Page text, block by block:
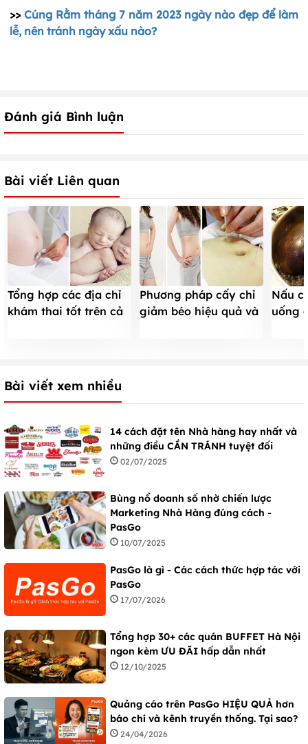
>> Cúng Rằm tháng 7 năm 2023 ngày nào đẹp để làm
lễ, nên tránh ngày xấu nào?
Đánh giá Bình luận
Bài viết Liên quan
Tổng hợp các địa chỉ
khám thai tốt trên cả
Phương pháp cấy chỉ
giảm béo hiệu quả và
Nấu
uống
Bài viết xem nhiều
14 cách đặt tên Nhà hàng hay nhất và
những điều CẦN TRÁNH tuyệt đối
02/07/2025
Bùng nổ doanh số nhờ chiến lược
Marketing Nhà Hàng đúng cách -
PasGo
10/07/2025
PasGo là gì - Các cách thức hợp tác với
PasGo
17/07/2026
Tổng hợp 30+ các quán BUFFET Hà Nội
ngon kèm ƯU ĐÃI hấp dẫn nhất
12/10/2025
Quảng cáo trên PasGo HIỆU QUẢ hơn
báo chí và kênh truyền thống. Tại sao?
24/04/2026